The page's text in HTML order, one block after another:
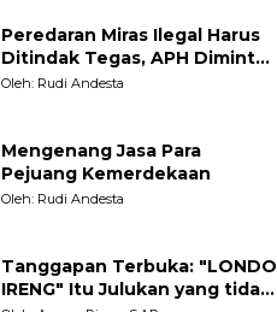
Peredaran Miras Ilegal Harus
Ditindak Tegas, APH Diminta
Tegakkan Hukum Tanpa
Oleh: Rudi Andesta
Mengenang Jasa Para
Pejuang Kemerdekaan
Oleh: Rudi Andesta
Tanggapan Terbuka: "LONDO
IRENG" Itu Julukan yang tidak